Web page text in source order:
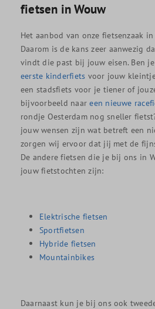
fietsen in Wouw
Het aanbod van onze fietsenzaak
Daarom is de kans zeer aanwezig
vindt die past bij jouw eisen. Ben
eerste kinderfiets voor jouw
een stadsfiets voor je tiener of
bijvoorbeeld naareen nieuwe
rondje Oesterdam nog sneller
jouw wensen zijn wat betreft een
zorgen wij ervoor dat jij met de
De andere fietsen die je bij ons in
jouw fietstochten zijn:
Elektrische fietsen
Sportfietsen
Hybride fietsen
Mountainbikes
Daarnaast kun je bij ons ook